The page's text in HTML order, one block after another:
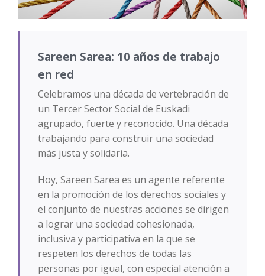
Sareen Sarea: 10 años de trabajo
en red
Celebramos una década de vertebración de
un Tercer Sector Social de Euskadi
agrupado, fuerte y reconocido. Una década
trabajando para construir una sociedad
más justa y solidaria.
Hoy, Sareen Sarea es un agente referente
en la promoción de los derechos sociales y
el conjunto de nuestras acciones se dirigen
a lograr una sociedad cohesionada,
inclusiva y participativa en la que se
respeten los derechos de todas las
personas por igual, con especial atención a